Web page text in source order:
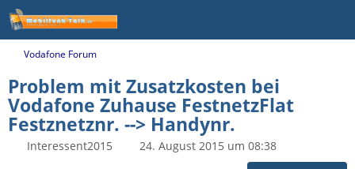
Vodafone Forum
Problem mit Zusatzkosten bei
Vodafone Zuhause FestnetzFlat
Festznetznr. --> Handynr.
Interessent2015 24. August 2015 um 08:38